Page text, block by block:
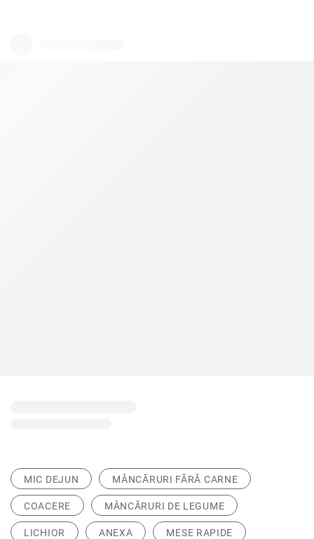
MIC DEJUN MÂNCĂRURI FĂRĂ CARNE
COACERE MÂNCĂRURI DE LEGUME
LICHIOR ANEXA MESE RAPIDE